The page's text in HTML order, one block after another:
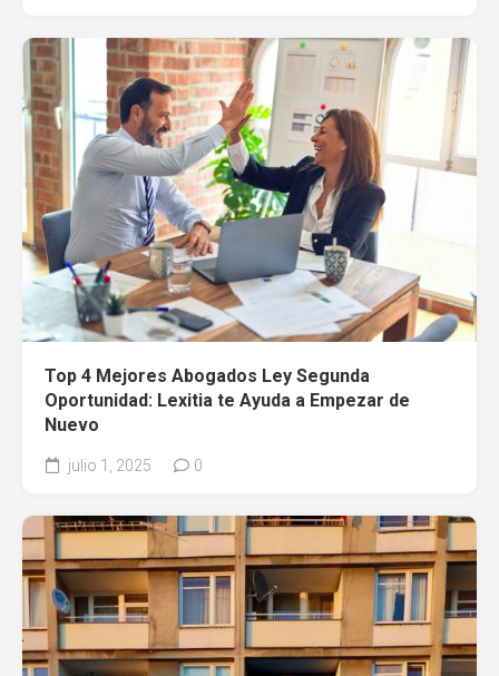
Top 4 Mejores Abogados Ley Segunda
Oportunidad: Lexitia te Ayuda a Empezar de
Nuevo
julio 1, 2025 0